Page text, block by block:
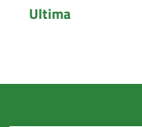
Pagina
Ultima